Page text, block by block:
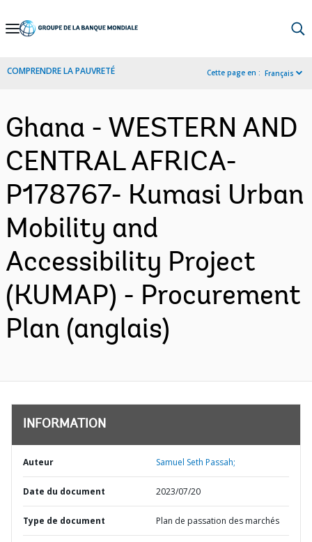
Skip
Navigation
COMPRENDRE LA PAUVRETÉ Cette page en : Français
Ghana - WESTERN AND
CENTRAL AFRICA-
P178767- Kumasi Urban
Mobility and
Accessibility Project
(KUMAP) - Procurement
Plan (anglais)
INFORMATION
Auteur Samuel Seth Passah;
Date du document 2023/07/20
Type de document Plan de passation des marchés